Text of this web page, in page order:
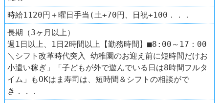
時給1120円＋曜日手当(土+70円、日祝+100．．．
長期（3ヶ月以上）
週1日以上、1日2時間以上【勤務時間】■8:00～17：00
＼シフト改革時代突入 幼稚園のお迎え前に短時間だけお
小遣い稼ぎ」「子どもが外で遊んでいる日は8時間フルタ
イム」もOKはま寿司は、短時間＆シフトの相談がで
き．．．